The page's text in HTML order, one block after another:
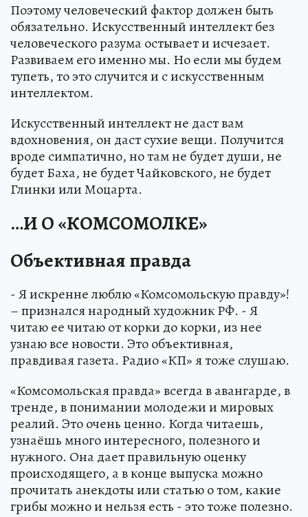
Поэтому человеческий фактор должен быть
обязательно. Искусственный интеллект без
человеческого разума остывает и исчезает.
Развиваем его именно мы. Но если мы будем
тупеть, то это случится и с искусственным
интеллектом.
Искусственный интеллект не даст вам
вдохновения, он даст сухие вещи. Получится
вроде симпатично, но там не будет души, не
будет Баха, не будет Чайковского, не будет
Глинки или Моцарта.
…И О «КОМСОМОЛКЕ»
Объективная правда
- Я искренне люблю «Комсомольскую правду»!
– признался народный художник РФ. - Я
читаю ее читаю от корки до корки, из нее
узнаю все новости. Это объективная,
правдивая газета. Радио «КП» я тоже слушаю.
«Комсомольская правда» всегда в авангарде, в
тренде, в понимании молодежи и мировых
реалий. Это очень ценно. Когда читаешь,
узнаёшь много интересного, полезного и
нужного. Она дает правильную оценку
происходящего, а в конце выпуска можно
прочитать анекдоты или статью о том, какие
грибы можно и нельзя есть - это тоже полезно.